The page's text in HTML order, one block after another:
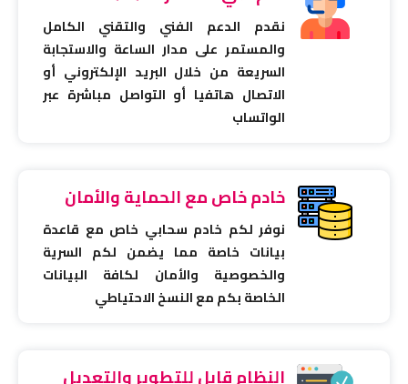
نقدم الدعم الفني والتقني الكامل
والمستمر على مدار الساعة والاستجابة
السريعة من خلال البريد الإلكتروني أو
الاتصال هاتفيا أو التواصل مباشرة عبر
الواتساب
خادم خاص مع الحماية والأمان
نوفر لكم خادم سحابي خاص مع قاعدة
بيانات خاصة مما يضمن لكم السرية
والخصوصية والأمان لكافة البيانات
الخاصة بكم مع النسخ الاحتياطي
النظام قابل للتطوير والتعديل